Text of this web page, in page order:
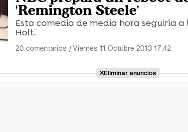
'Remington Steele'
Esta comedia de media hora seguiría
Holt.
20 comentarios |Viernes 11 Octubre 2013 17:42
Eliminar anuncios